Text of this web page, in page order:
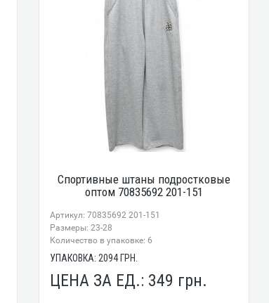
Спортивные штаны подростковые
оптом 70835692 201-151
Артикул: 70835692 201-151
Размеры: 23-28
Количество в упаковке: 6
УПАКОВКА:2094 ГРН.
ЦЕНА ЗА ЕД.: 349 грн.